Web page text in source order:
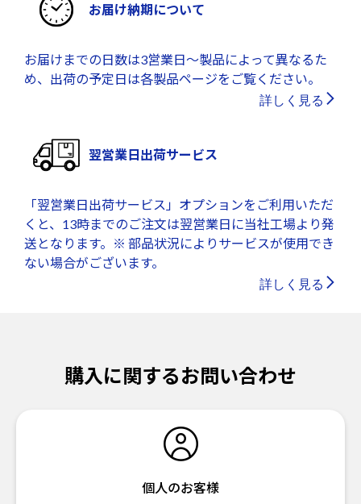
お届け納期について
お届けまでの日数は3営業日～製品によって異なるた
め、出荷の予定日は各製品ページをご覧ください。
詳しく見る
翌営業日出荷サービス
「翌営業日出荷サービス」オプションをご利用いただ
くと、13時までのご注文は翌営業日に当社工場より発
送となります。※ 部品状況によりサービスが使用でき
ない場合がございます。
詳しく見る
購入に関するお問い合わせ
個人のお客様